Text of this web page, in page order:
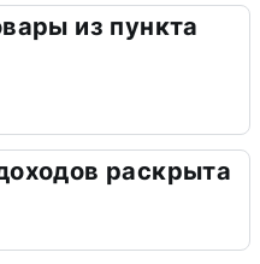
из пункта
раскрыта